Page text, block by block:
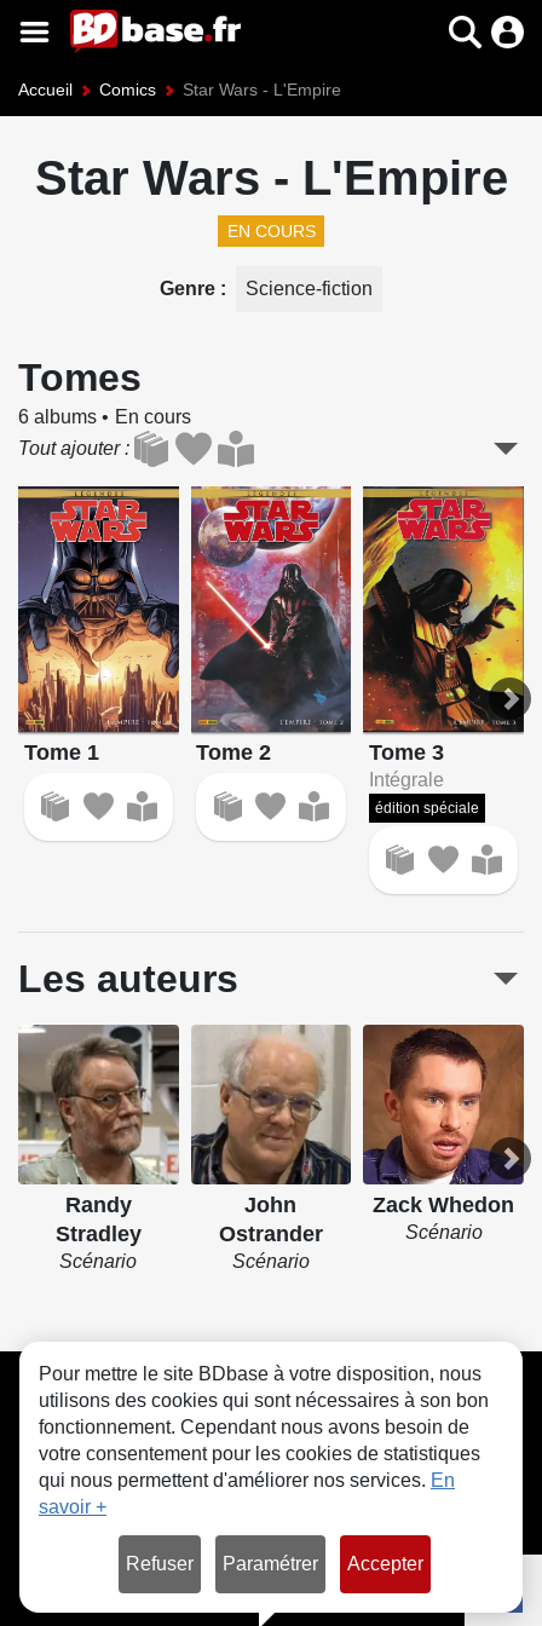
Accueil Comics Star Wars - L'Empire
Star Wars - L'Empire
EN COURS
Genre Science-fiction
Tomes
6 albums
En cours
Tout ajouter
Tome 1 Tome 2 Tome 3
Intégrale
édition spéciale
Les auteurs
Randy
Stradley
Scénario
John
Ostrander
Scénario
Zack Whedon
Scénario
CGU FAQ Contact Cookies
Pour mettre le site BDbase à votre disposition, nous
utilisons des cookies qui sont nécessaires à son bon
fonctionnement. Cependant nous avons besoin de
votre consentement pour les cookies de statistiques
qui nous permettent d'améliorer nos services. En
savoir +
Refuser Paramétrer Accepter